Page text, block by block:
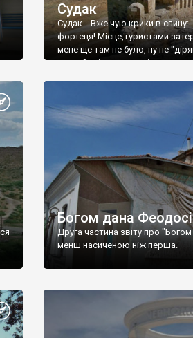
Судак
Судак... Вже чую крики в
фортеця! Місце,туристами
мене ще там не було, ну не
принаймні до цього літа.
Богом дана
Друга частина звіту про
менш насиченою ніж перша.